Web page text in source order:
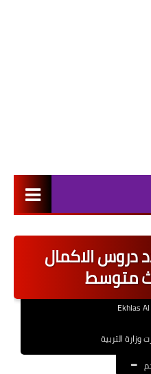
اخبار القطاع العام
اخبار القطاع الخاص
العقود والاجور اليومية
دروس الاكمال
متوسط
Ekhlas
وزارة التربية